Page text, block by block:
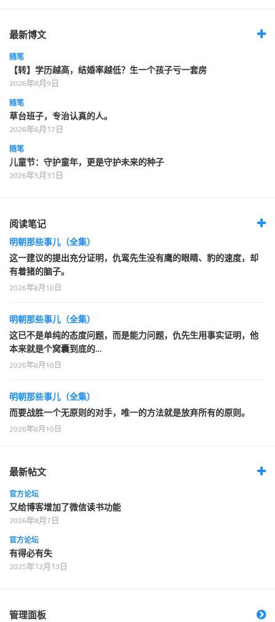
最新博文
随笔
【转】学历越高，结婚率越低？生一个孩子亏一套房
2026年8月9日
随笔
草台班子，专治认真的人。
2026年6月17日
随笔
儿童节：守护童年，更是守护未来的种子
2026年5月31日
阅读笔记
明朝那些事儿（全集）
这一建议的提出充分证明，仇鸾先生没有鹰的眼睛、豹的速度，却
有着猪的脑子。
2026年8月10日
明朝那些事儿（全集）
这已不是单纯的态度问题，而是能力问题，仇先生用事实证明，他
本来就是个窝囊到底的…
2026年8月10日
明朝那些事儿（全集）
而要战胜一个无原则的对手，唯一的方法就是放弃所有的原则。
2026年8月10日
最新帖文
官方论坛
又给博客增加了微信读书功能
2026年8月7日
官方论坛
有得必有失
2025年12月13日
管理面板